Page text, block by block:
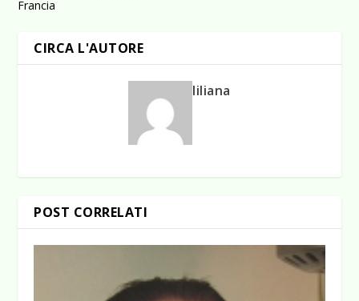
Francia
CIRCA L'AUTORE
liliana
POST CORRELATI